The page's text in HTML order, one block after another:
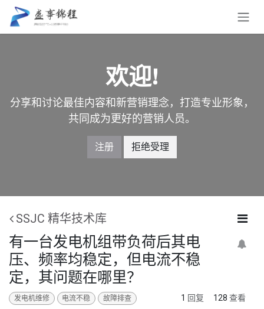
跳至内容
欢迎!
分享和讨论最佳内容和新营销理念，打造专业形象，
共同成为更好的营销人员。
注册 拒绝受理
SSJC 精华技术库
有一台发电机组带负荷后其电
压、频率均稳定，但电流不稳
定，其问题在哪里？
发电机维修 电流不稳 故障排查 1 回复 128 查看